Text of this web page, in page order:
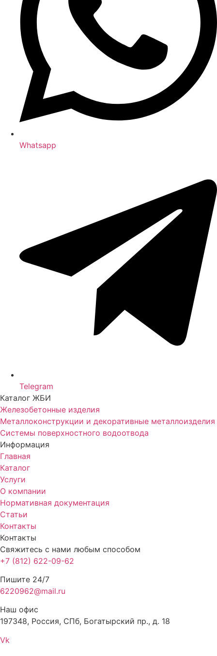
Whatsapp
Telegram
Каталог ЖБИ
Железобетонные изделия
Металлоконструкции и декоративные металлоизделия
Системы поверхностного водоотвода
Информация
Главная
Каталог
Услуги
О компании
Нормативная документация
Статьи
Контакты
Контакты
Свяжитесь с нами любым способом
+7 (812) 622-09-62
Пишите 24/7
6220962@mail.ru
Наш офис
197348, Россия, СПб, Богатырский пр., д. 18
Vk